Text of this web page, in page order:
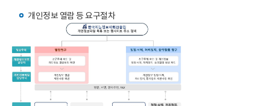
개인정보 열람 등 요구절차